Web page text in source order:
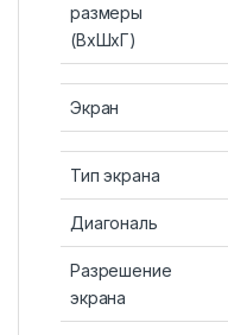
размеры
(ВхШхГ)
Экран
Тип экрана
Диагональ
Разрешение
экрана